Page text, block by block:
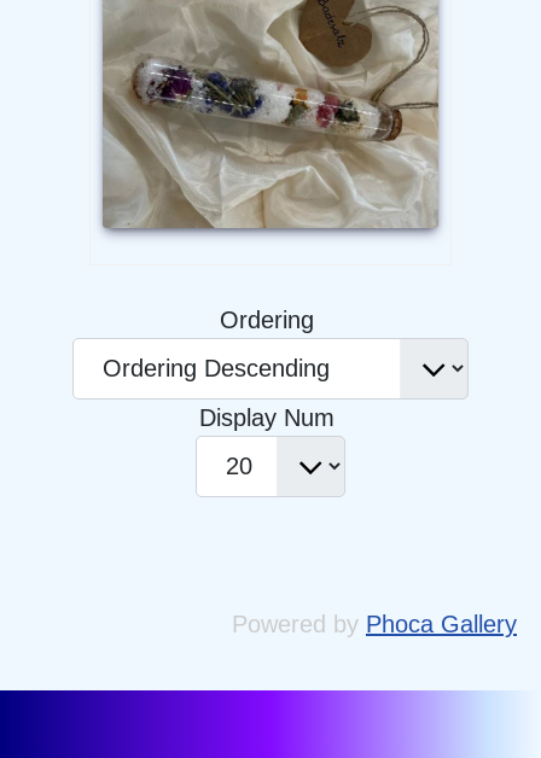
Ordering
Display Num
Powered by Phoca Gallery